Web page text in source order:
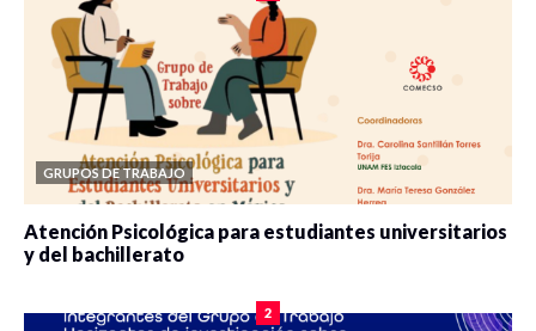
GRUPOS DE TRABAJO
Atención Psicológica para estudiantes universitarios
y del bachillerato
2